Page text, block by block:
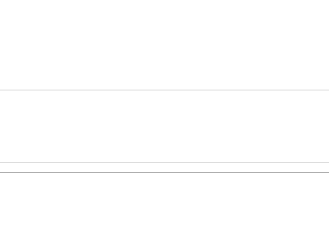
うな影響を与えるかという視点で、お金の知識がない方でも理解
求しています。